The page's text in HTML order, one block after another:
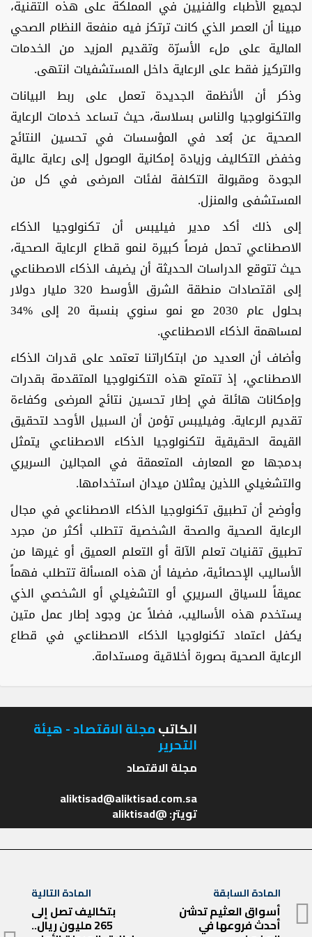
لجميع الأطباء والفنيين في المملكة على هذه التقنية،
مبينا أن العصر الذي كانت ترتكز فيه منفعة النظام الصحي
المالية على ملء الأسرّة وتقديم المزيد من الخدمات
والتركيز فقط على الرعاية داخل المستشفيات انتهى.
وذكر أن الأنظمة الجديدة تعمل على ربط البيانات
والتكنولوجيا والناس بسلاسة، حيث تساعد خدمات الرعاية
الصحية عن بُعد في المؤسسات في تحسين النتائج
وخفض التكاليف وزيادة إمكانية الوصول إلى رعاية عالية
الجودة ومقبولة التكلفة لفئات المرضى في كل من
المستشفى والمنزل.
إلى ذلك أكد مدير فيليبس أن تكنولوجيا الذكاء
الاصطناعي تحمل فرصاً كبيرة لنمو قطاع الرعاية الصحية،
حيث تتوقع الدراسات الحديثة أن يضيف الذكاء الاصطناعي
إلى اقتصادات منطقة الشرق الأوسط 320 مليار دولار
بحلول عام 2030 مع نمو سنوي بنسبة 20 إلى %34
لمساهمة الذكاء الاصطناعي.
وأضاف أن العديد من ابتكاراتنا تعتمد على قدرات الذكاء
الاصطناعي، إذ تتمتع هذه التكنولوجيا المتقدمة بقدرات
وإمكانات هائلة في إطار تحسين نتائج المرضى وكفاءة
تقديم الرعاية. وفيليبس تؤمن أن السبيل الأوحد لتحقيق
القيمة الحقيقية لتكنولوجيا الذكاء الاصطناعي يتمثل
بدمجها مع المعارف المتعمقة في المجالين السريري
والتشغيلي اللذين يمثلان ميدان استخدامها.
وأوضح أن تطبيق تكنولوجيا الذكاء الاصطناعي في مجال
الرعاية الصحية والصحة الشخصية تتطلب أكثر من مجرد
تطبيق تقنيات تعلم الآلة أو التعلم العميق أو غيرها من
الأساليب الإحصائية، مضيفا أن هذه المسألة تتطلب فهماً
عميقاً للسياق السريري أو التشغيلي أو الشخصي الذي
يستخدم هذه الأساليب، فضلاً عن وجود إطار عمل متين
يكفل اعتماد تكنولوجيا الذكاء الاصطناعي في قطاع
الرعاية الصحية بصورة أخلاقية ومستدامة.
الكاتبمجلة الاقتصاد - هيئة
التحرير
تويتر: @aliktisad
تصفّح
المقالات
المادة السابقة
المادة
السابقة
أسواق العثيم تدشن
أحدث فروعها في
المادة التالية
التالية
بتكاليف تصل إلى
265 مليون ريال..